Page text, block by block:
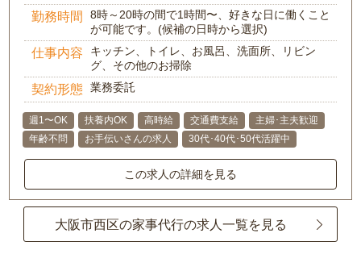
勤務時間
8時～20時の間で1時間〜、好きな日に働くこと
が可能です。(候補の日時から選択)
仕事内容
キッチン、トイレ、お風呂、洗面所、リビン
グ、その他のお掃除
契約形態 業務委託
週1〜OK 扶養内OK 高時給 交通費支給
主婦･主夫歓迎
年齢不問
お手伝いさんの求人 30代･40代･50代活躍中
この求人の詳細を見る
大阪市西区の家事代行の求人一覧を見る